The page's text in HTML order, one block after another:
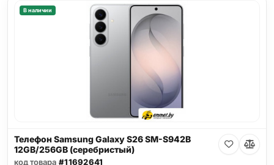
В наличии
Телефон Samsung Galaxy S26 SM-S942B
12GB/256GB (серебристый)
код товара #11692641